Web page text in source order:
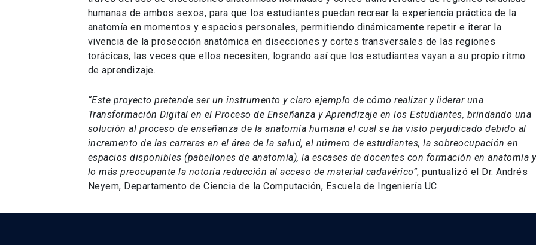
humanas de ambos sexos, para que los estudiantes puedan recrear la experiencia práctica de la
anatomía en momentos y espacios personales, permitiendo dinámicamente repetir e iterar la
vivencia de la prosección anatómica en disecciones y cortes transversales de las regiones
torácicas, las veces que ellos necesiten, logrando así que los estudiantes vayan a su propio ritmo
de aprendizaje.
“Este proyecto pretende ser un instrumento y claro ejemplo de cómo realizar y liderar una
Transformación Digital en el Proceso de Enseñanza y Aprendizaje en los Estudiantes, brindando una
solución al proceso de enseñanza de la anatomía humana el cual se ha visto perjudicado debido al
incremento de las carreras en el área de la salud, el número de estudiantes, la sobreocupación en
espacios disponibles (pabellones de anatomía), la escases de docentes con formación en anatomía y
lo más preocupante la notoria reducción al acceso de material cadavérico”, puntualizó el Dr. Andrés
Neyem, Departamento de Ciencia de la Computación, Escuela de Ingeniería UC.